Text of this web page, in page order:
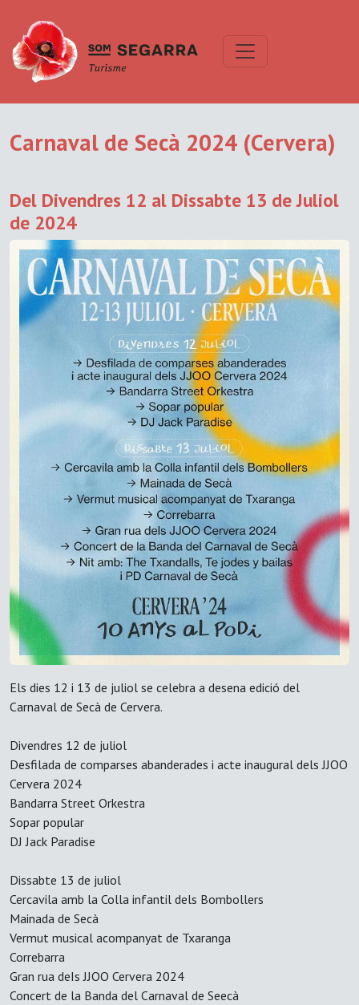
Carnaval de Secà 2024 (Cervera)
Del Divendres 12 al Dissabte 13 de Juliol
de 2024
Els dies 12 i 13 de juliol se celebra a desena edició del
Carnaval de Secà de Cervera.
Divendres 12 de juliol
Desfilada de comparses abanderades i acte inaugural dels JJOO
Cervera 2024
Bandarra Street Orkestra
Sopar popular
DJ Jack Paradise
Dissabte 13 de juliol
Cercavila amb la Colla infantil dels Bombollers
Mainada de Secà
Vermut musical acompanyat de Txaranga
Correbarra
Gran rua deIs JJOO Cervera 2024
Concert de la Banda del Carnaval de Seecà